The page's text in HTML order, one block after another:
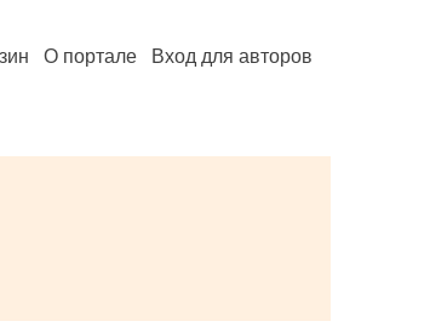
О портале Вход для авторов